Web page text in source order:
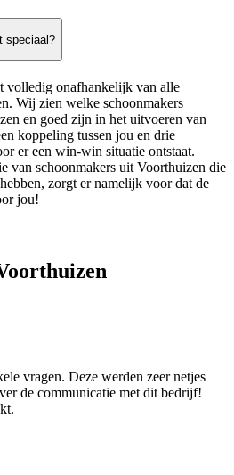
speciaal?
volledig onafhankelijk van alle
Wij zien welke schoonmakers
en goed zijn in het uitvoeren van
koppeling tussen jou en drie
er een win-win situatie ontstaat.
van schoonmakers uit Voorthuizen die
zorgt er namelijk voor dat de
jou!
vragen. Deze werden zeer netjes
de communicatie met dit bedrijf!